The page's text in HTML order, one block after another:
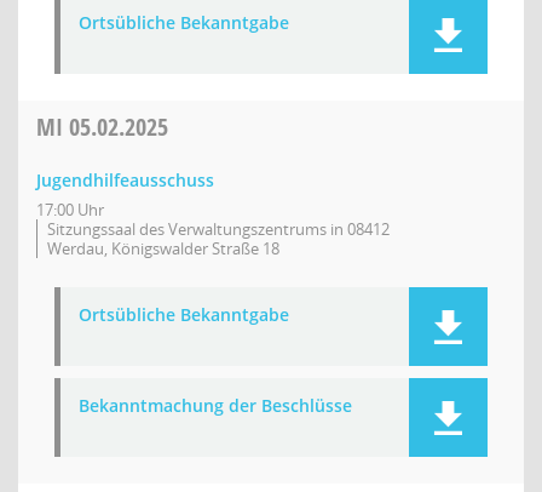
Ortsübliche Bekanntgabe
MI 05.02.2025
Jugendhilfeausschuss
17:00 Uhr
Sitzungssaal des Verwaltungszentrums in 08412
Werdau, Königswalder Straße 18
Ortsübliche Bekanntgabe
Bekanntmachung der Beschlüsse